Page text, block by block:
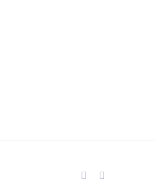
Facebook